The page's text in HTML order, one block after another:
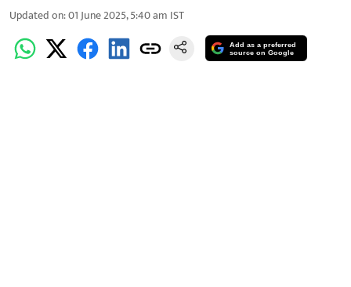
Updated on:01 June 2025, 5:40 am IST
Add as a preferred
source on Google